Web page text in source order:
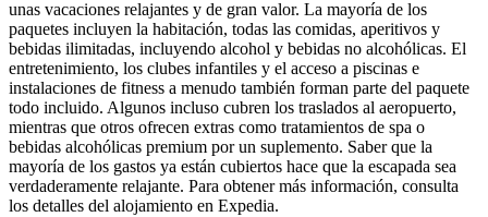
unas vacaciones relajantes y de gran valor. La mayoría de los
paquetes incluyen la habitación, todas las comidas, aperitivos y
bebidas ilimitadas, incluyendo alcohol y bebidas no alcohólicas. El
entretenimiento, los clubes infantiles y el acceso a piscinas e
instalaciones de fitness a menudo también forman parte del paquete
todo incluido. Algunos incluso cubren los traslados al aeropuerto,
mientras que otros ofrecen extras como tratamientos de spa o
bebidas alcohólicas premium por un suplemento. Saber que la
mayoría de los gastos ya están cubiertos hace que la escapada sea
verdaderamente relajante. Para obtener más información, consulta
los detalles del alojamiento en Expedia.